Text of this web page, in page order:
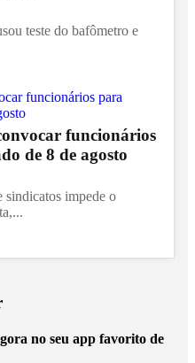
teste do bafômetro e
funcionários
de 8 de agosto
sindicatos impede o
no seu app favorito de